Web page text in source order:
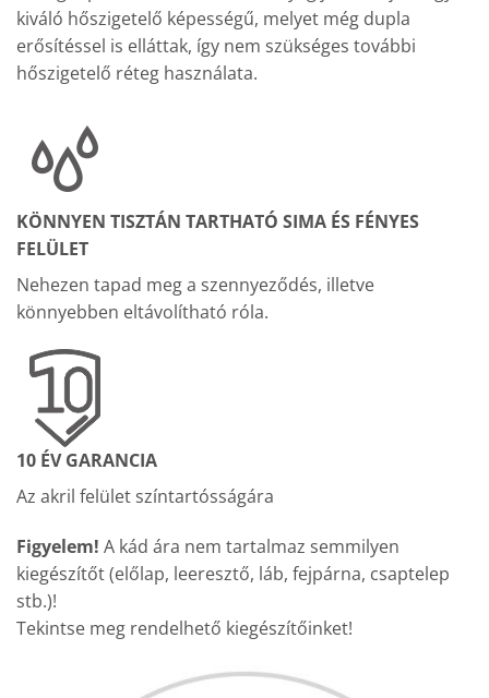
kiváló hőszigetelő képességű, melyet még dupla
erősítéssel is elláttak, így nem szükséges további
hőszigetelő réteg használata.
KÖNNYEN TISZTÁN TARTHATÓ SIMA ÉS FÉNYES
FELÜLET
Nehezen tapad meg a szennyeződés, illetve
könnyebben eltávolítható róla.
10 ÉV GARANCIA
Az akril felület színtartósságára
Figyelem! A kád ára nem tartalmaz semmilyen
kiegészítőt (előlap, leeresztő, láb, fejpárna, csaptelep
stb.)!
Tekintse meg rendelhető kiegészítőinket!